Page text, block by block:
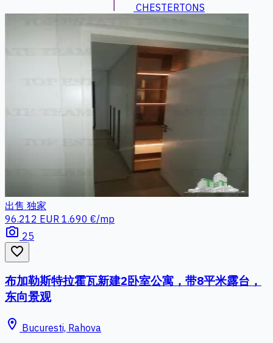
CHESTERTONS
出售 独家
96.212 EUR 1.690 €/mp
photo_camera 25
favorite_border
布加勒斯特拉霍瓦新建2卧室公寓，带8平米露台，
东向景观
location_on Bucuresti, Rahova